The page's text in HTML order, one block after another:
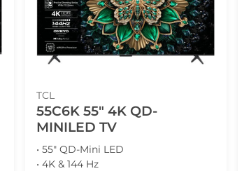
TCL
55C6K 55" 4K QD-
MINILED TV
• 55" QD-Mini LED
• 4K & 144 Hz